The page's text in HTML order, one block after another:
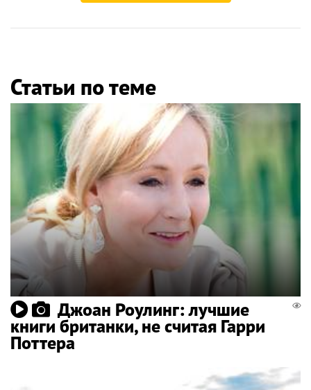
Статьи по теме
Джоан Роулинг: лучшие
книги британки, не считая Гарри
Поттера